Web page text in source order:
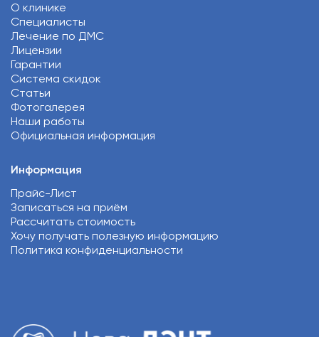
О клинике
Специалисты
Лечение по ДМС
Лицензии
Гарантии
Система скидок
Статьи
Фотогалерея
Наши работы
Официальная информация
Информация
Прайс-Лист
Записаться на приём
Рассчитать стоимость
Хочу получать полезную информацию
Политика конфиденциальности